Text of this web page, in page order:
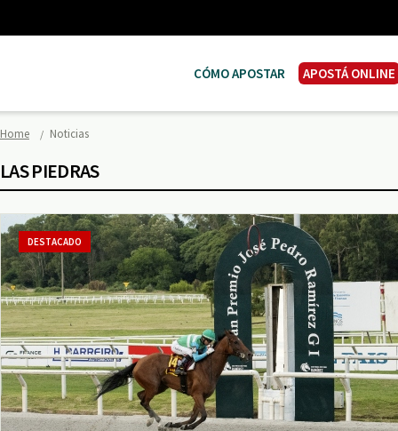
CÓMO APOSTAR APOSTÁ ONLINE
Home Noticias
LAS PIEDRAS
DESTACADO